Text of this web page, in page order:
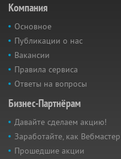
Компания
Основное
Публикации о нас
Вакансии
Правила сервиса
Ответы на вопросы
Бизнес-Партнёрам
Давайте сделаем акцию!
Заработайте, как Вебмастер
Прошедшие акции